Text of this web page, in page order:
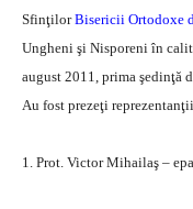
SfinţilorBisericii Ortodoxe
Ungheni şi Nisporeni în
august 2011, prima şedinţă
Au fost prezeţi
1. Prot. Victor Mihailaş –